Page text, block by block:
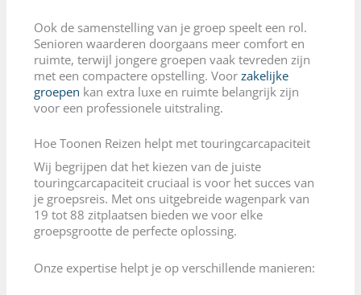
Ook de samenstelling van je groep speelt een rol.
Senioren waarderen doorgaans meer comfort en
ruimte, terwijl jongere groepen vaak tevreden zijn
met een compactere opstelling. Voorzakelijke
groepen kan extra luxe en ruimte belangrijk zijn
voor een professionele uitstraling.
Hoe Toonen Reizen helpt met touringcarcapaciteit
Wij begrijpen dat het kiezen van de juiste
touringcarcapaciteit cruciaal is voor het succes van
je groepsreis. Met ons uitgebreide wagenpark van
19 tot 88 zitplaatsen bieden we voor elke
groepsgrootte de perfecte oplossing.
Onze expertise helpt je op verschillende manieren: